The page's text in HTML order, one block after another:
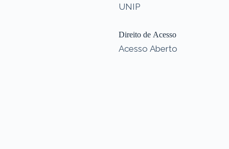
UNIP
Direito de Acesso
Acesso Aberto